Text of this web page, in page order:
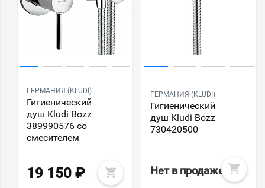
ГЕРМАНИЯ (KLUDI)
Гигиенический
душ Kludi Bozz
389990576 со
смесителем
19 150 ₽
ГЕРМАНИЯ (KLUDI)
Гигиенический
душ Kludi Bozz
730420500
Нет в продаже